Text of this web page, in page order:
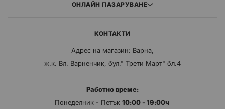
ОНЛАЙН ПАЗАРУВАНЕ
КОНТАКТИ
Адрес на магазин: Варна,
ж.к. Вл. Варненчик, бул." Трети Март" бл.4
Работно време:
Понеделник - Петък 10:00 - 19:00ч